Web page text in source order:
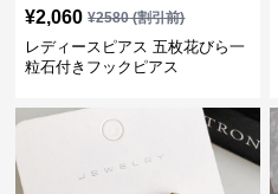
¥2,060 ¥2580(割引前)
レディースピアス 五枚花びら一
粒石付きフックピアス